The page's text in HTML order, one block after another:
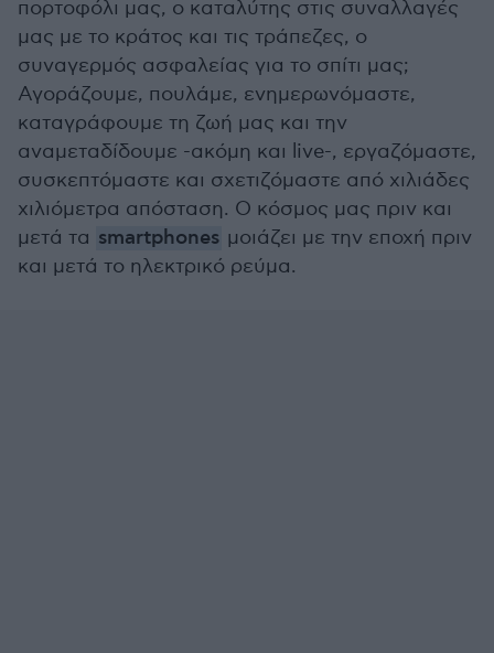
πορτοφόλι μας, ο καταλύτης στις συναλλαγές
μας με το κράτος και τις τράπεζες, ο
συναγερμός ασφαλείας για το σπίτι μας;
Αγοράζουμε, πουλάμε, ενημερωνόμαστε,
καταγράφουμε τη ζωή μας και την
αναμεταδίδουμε -ακόμη και live-, εργαζόμαστε,
συσκεπτόμαστε και σχετιζόμαστε από χιλιάδες
χιλιόμετρα απόσταση. Ο κόσμος μας πριν και
μετά τα smartphones μοιάζει με την εποχή πριν
και μετά το ηλεκτρικό ρεύμα.